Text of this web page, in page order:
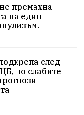
Сметища
Акция
премахна
на един
след
но слабите